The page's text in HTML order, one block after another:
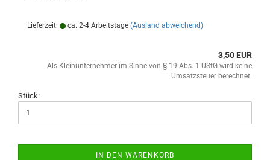
Lieferzeit: ca. 2-4 Arbeitstage (Ausland abweichend)
3,50 EUR
Als Kleinunternehmer im Sinne von § 19 Abs. 1 UStG wird keine
Umsatzsteuer berechnet.
Stück:
IN DEN WARENKORB